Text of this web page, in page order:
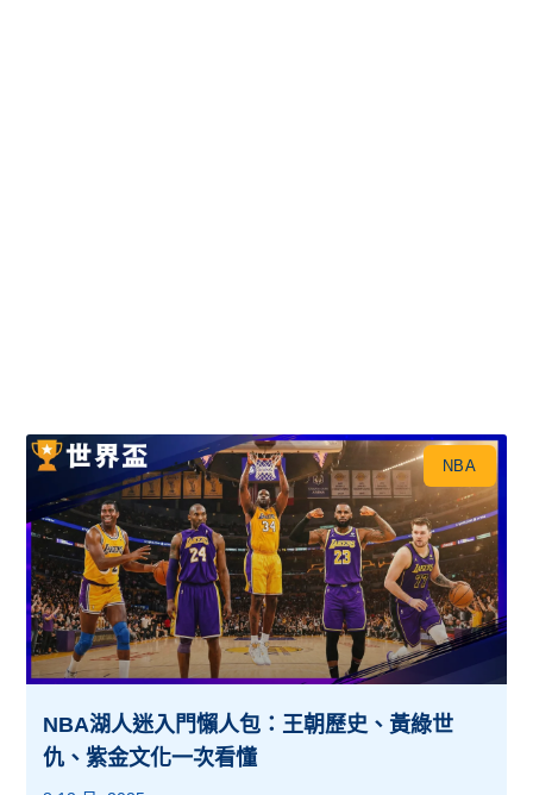
NBA
NBA湖人迷入門懶人包：王朝歷史、黃綠世
仇、紫金文化一次看懂